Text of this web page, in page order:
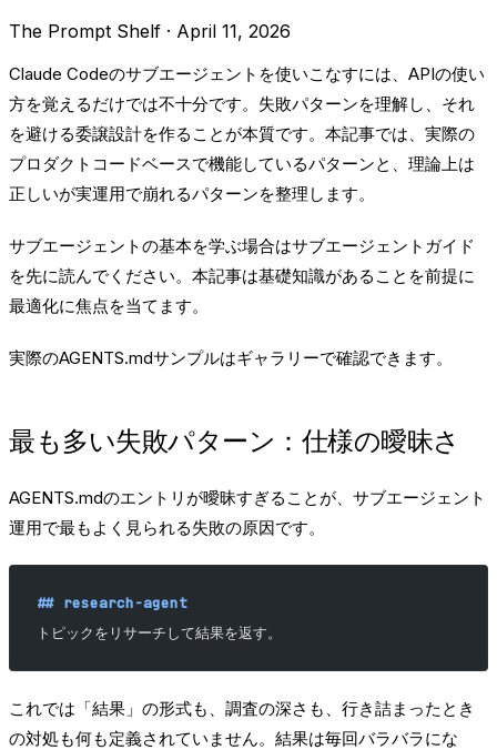
The Prompt Shelf · April 11, 2026
Claude Codeのサブエージェントを使いこなすには、APIの使い
方を覚えるだけでは不十分です。失敗パターンを理解し、それ
を避ける委譲設計を作ることが本質です。本記事では、実際の
プロダクトコードベースで機能しているパターンと、理論上は
正しいが実運用で崩れるパターンを整理します。
サブエージェントの基本を学ぶ場合はサブエージェントガイド
を先に読んでください。本記事は基礎知識があることを前提に
最適化に焦点を当てます。
実際のAGENTS.mdサンプルはギャラリーで確認できます。
最も多い失敗パターン：仕様の曖昧さ
AGENTS.mdのエントリが曖昧すぎることが、サブエージェント
運用で最もよく見られる失敗の原因です。
## research-agent
トピックをリサーチして結果を返す。
これでは「結果」の形式も、調査の深さも、行き詰まったとき
の対処も何も定義されていません。結果は毎回バラバラにな